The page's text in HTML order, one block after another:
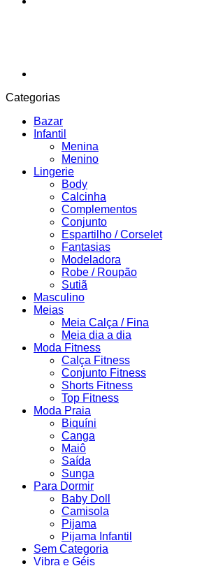
Categorias
Bazar
Infantil
Menina
Menino
Lingerie
Body
Calcinha
Complementos
Conjunto
Espartilho / Corselet
Fantasias
Modeladora
Robe / Roupão
Sutiã
Masculino
Meias
Meia Calça / Fina
Meia dia a dia
Moda Fitness
Calça Fitness
Conjunto Fitness
Shorts Fitness
Top Fitness
Moda Praia
Biquíni
Canga
Maiô
Saída
Sunga
Para Dormir
Baby Doll
Camisola
Pijama
Pijama Infantil
Sem Categoria
Vibra e Géis